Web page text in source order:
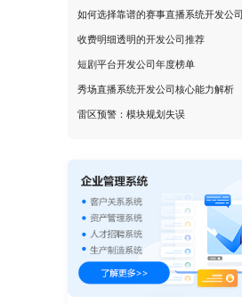
如何选择靠谱的赛事直播系统开发公司
收费明细透明的开发公司推荐
短剧平台开发公司年度榜单
秀场直播系统开发公司核心能力解析
雷区预警：模块规划失误